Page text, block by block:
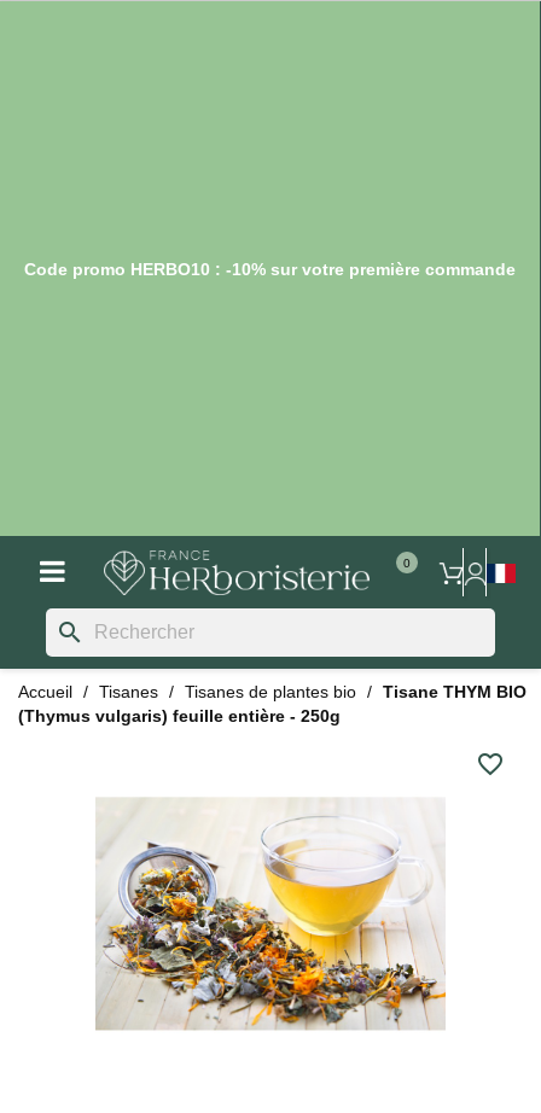
Code promo HERBO10 : -10% sur votre première commande
search
Accueil Tisanes Tisanes de plantes bio
Tisane THYM BIO
(Thymus vulgaris) feuille entière - 250g
favorite_border